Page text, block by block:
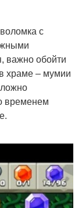
с
важно обойти
храме – мумии
временем